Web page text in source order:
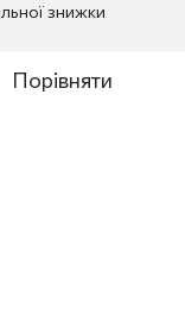
знижки
Порівняти